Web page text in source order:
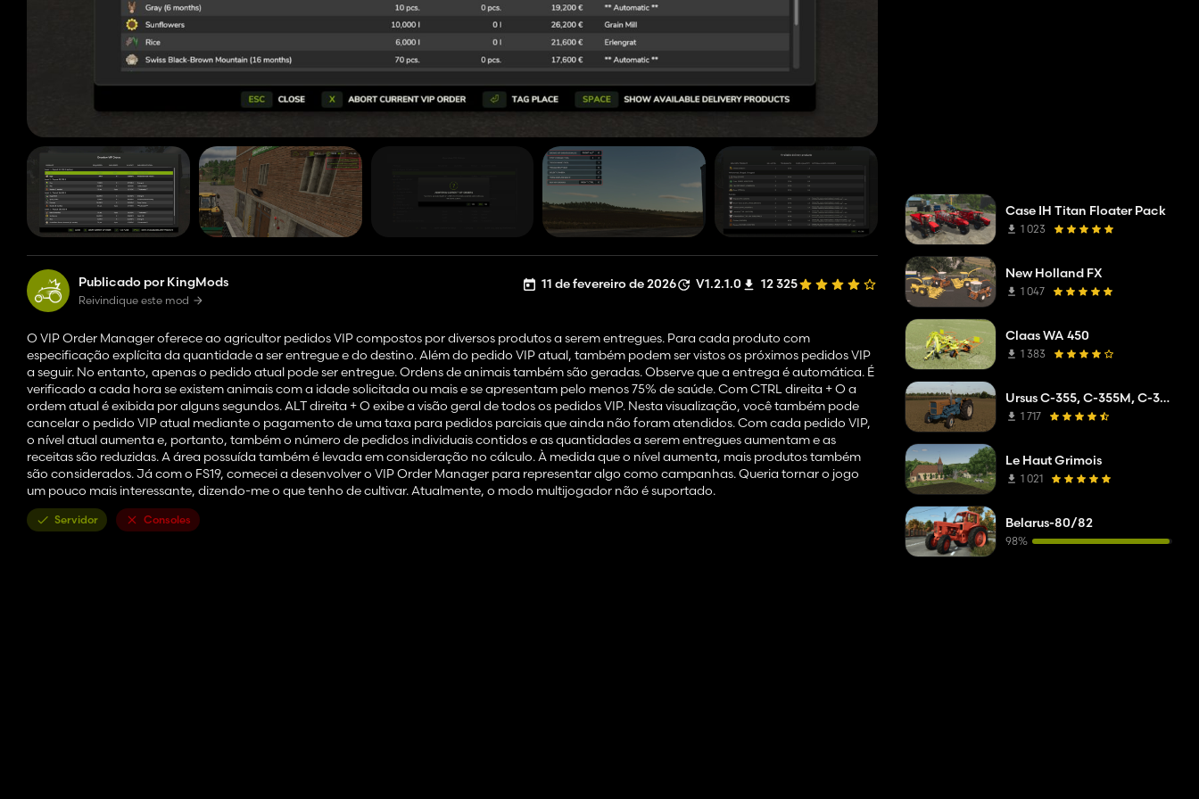
Publicado por KingMods
Reivindique este mod
11 de fevereiro de 2026 V1.2.1.0 12 325
O VIP Order Manager oferece ao agricultor pedidos VIP compostos por diversos produtos a serem entregues. Para cada produto com
especificação explícita da quantidade a ser entregue e do destino. Além do pedido VIP atual, também podem ser vistos os próximos pedidos VIP
a seguir. No entanto, apenas o pedido atual pode ser entregue. Ordens de animais também são geradas. Observe que a entrega é automática. É
verificado a cada hora se existem animais com a idade solicitada ou mais e se apresentam pelo menos 75% de saúde. Com CTRL direita + O a
ordem atual é exibida por alguns segundos. ALT direita + O exibe a visão geral de todos os pedidos VIP. Nesta visualização, você também pode
cancelar o pedido VIP atual mediante o pagamento de uma taxa para pedidos parciais que ainda não foram atendidos. Com cada pedido VIP,
o nível atual aumenta e, portanto, também o número de pedidos individuais contidos e as quantidades a serem entregues aumentam e as
receitas são reduzidas. A área possuída também é levada em consideração no cálculo. À medida que o nível aumenta, mais produtos também
são considerados. Já com o FS19, comecei a desenvolver o VIP Order Manager para representar algo como campanhas. Queria tornar o jogo
um pouco mais interessante, dizendo-me o que tenho de cultivar. Atualmente, o modo multijogador não é suportado.
Servidor Consoles
Case IH Titan Floater Pack
1 023
New Holland FX
1 047
Claas WA 450
1 383
Ursus C-355, C-355M, C-360
1 717
Le Haut Grimois
1 021
Belarus-80/82
98%